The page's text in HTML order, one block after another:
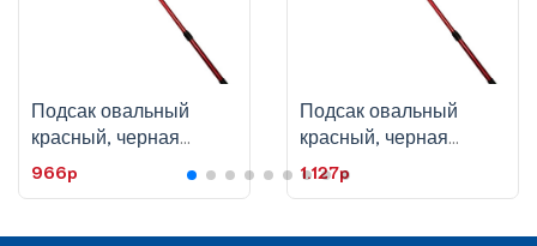
Подсак овальный
красный, черная
сетчатая ткань, ручка
телескоп, KH83-45
966p
Подсак овальный
красный, черная
сетчатая ткань, ручка
телескоп,KH83-50
1.127p